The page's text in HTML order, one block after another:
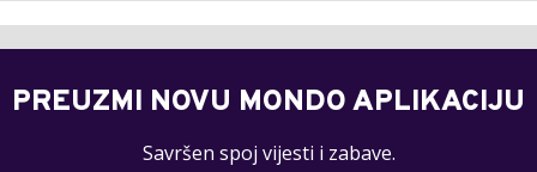
PREUZMI NOVU MONDO APLIKACIJU
Savršen spoj vijesti i zabave.